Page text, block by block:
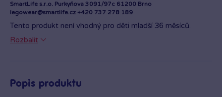
SmartLife s.r.o. Purkyňova 3091/97c 61200 Brno
legowear@smartlife.cz +420 737 278 189
Tento produkt není vhodný pro děti mladší 36 měsíců.
Obsahuje malé části, které mohou být vdechnuty nebo
polknuty. Hračka je ve shodě se základními požadavky na
Rozbalit
Popis produktu